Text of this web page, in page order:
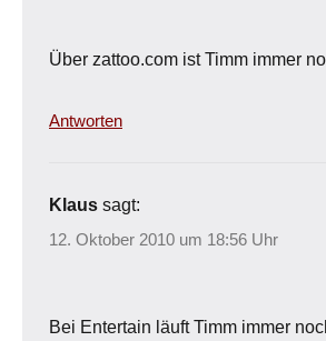
Über zattoo.com ist Timm immer
Antworten
Klaus sagt:
12. Oktober 2010 um 18:56 Uhr
Bei Entertain läuft Timm immer